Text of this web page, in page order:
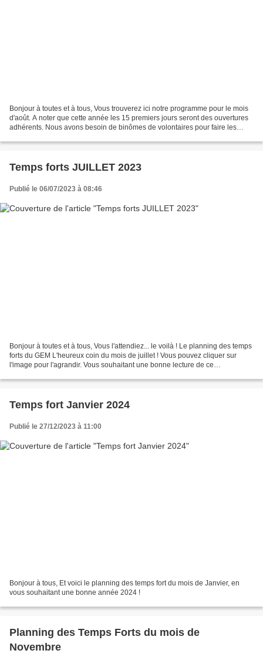
Bonjour à toutes et à tous, Vous trouverez ici notre programme pour le mois
d'août. A noter que cette année les 15 premiers jours seront des ouvertures
adhérents. Nous avons besoin de binômes de volontaires pour faire les
Temps forts JUILLET 2023
Publié le 06/07/2023 à 08:46
Bonjour à toutes et à tous, Vous l'attendiez... le voilà ! Le planning des temps
forts du GEM L'heureux coin du mois de juillet ! Vous pouvez cliquer sur
l'image pour l'agrandir. Vous souhaitant une bonne lecture de ce
Temps fort Janvier 2024
Publié le 27/12/2023 à 11:00
Bonjour à tous, Et voici le planning des temps fort du mois de Janvier, en
vous souhaitant une bonne année 2024 !
Planning des Temps Forts du mois de
Novembre